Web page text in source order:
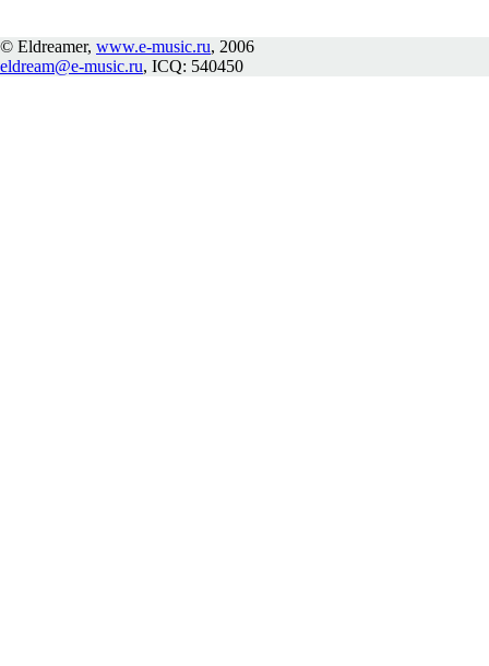
© Eldreamer, www.e-music.ru, 2006
eldream@e-music.ru, ICQ: 540450